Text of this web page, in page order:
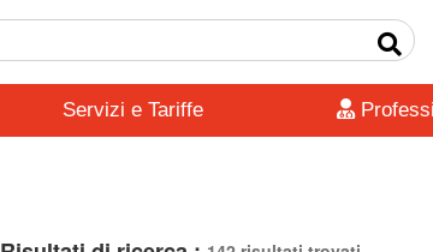
Servizi e Tariffe